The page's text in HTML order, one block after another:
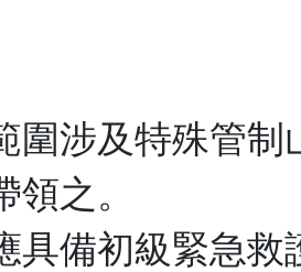
圍涉及特殊管制
領之。
具備初級緊急救